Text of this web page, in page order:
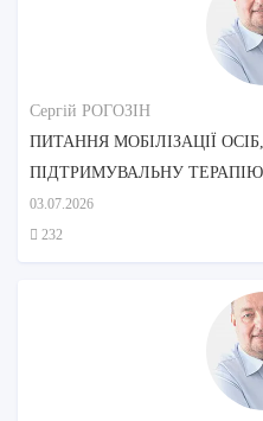
Сергій РОГОЗІН
ПИТАННЯ МОБІЛІЗАЦІЇ
ПІДТРИМУВАЛЬНУ ТЕРАПІЮ
03.07.2026
232